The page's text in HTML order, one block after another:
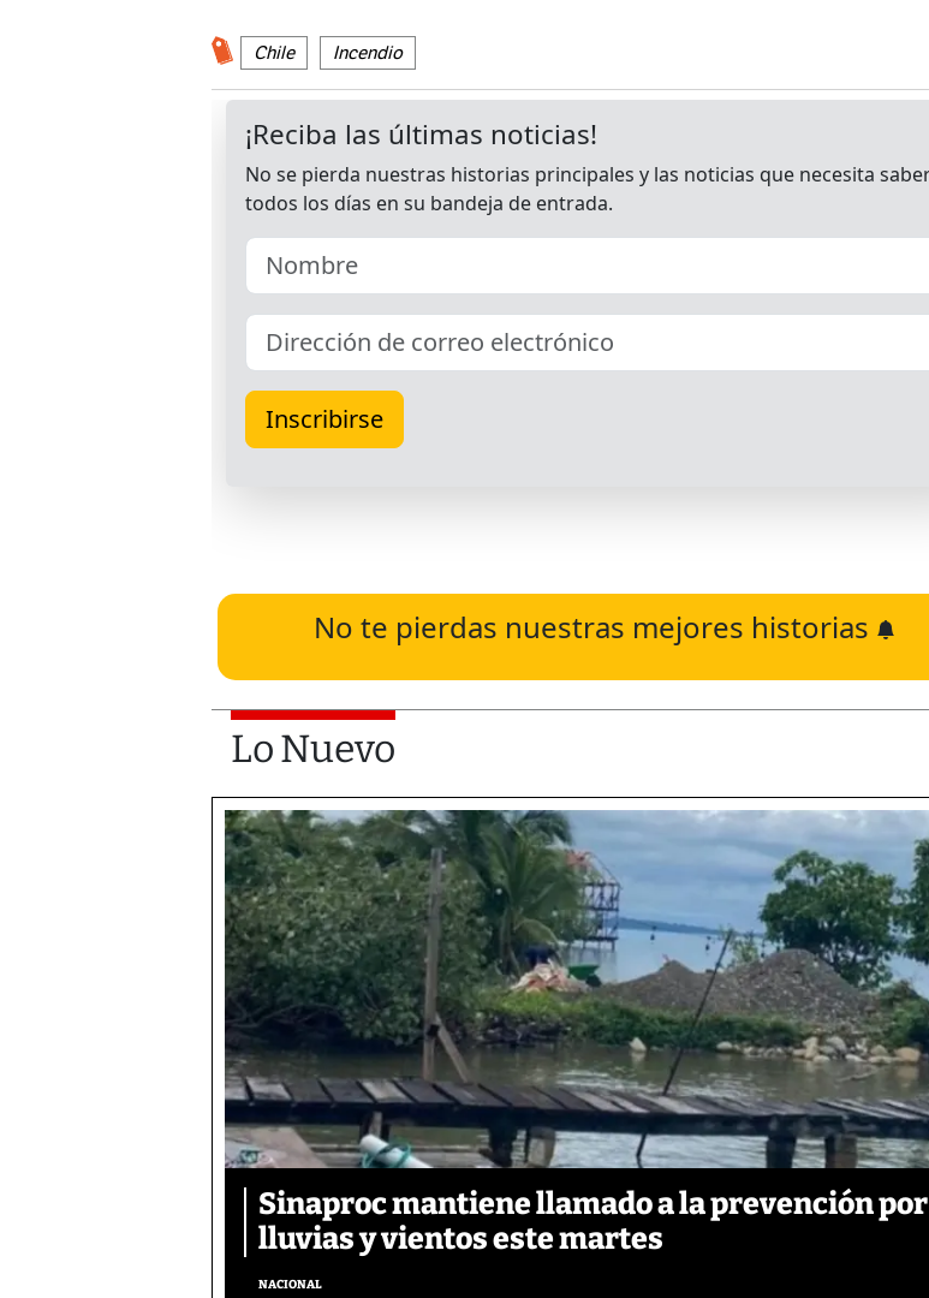
Chile Incendio
No te pierdas nuestras mejores historias
Lo Nuevo
Sinaproc mantiene llamado a la prevención por
lluvias y vientos este martes
NACIONAL